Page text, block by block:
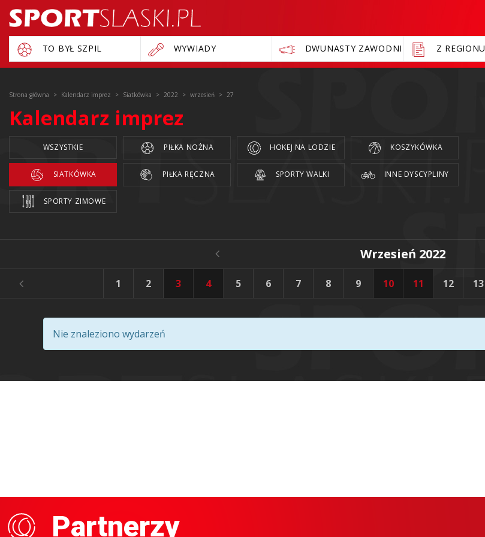
TO BYŁ SZPIL WYWIADY DWUNASTY ZAWODNIK Z REGIONU
Strona główna Kalendarz imprez Siatkówka 2022 wrzesień 27
Kalendarz imprez
WSZYSTKIE PIŁKA NOŻNA HOKEJ NA LODZIE KOSZYKÓWKA
SIATKÓWKA PIŁKA RĘCZNA SPORTY WALKI INNE DYSCYPLINY
SPORTY ZIMOWE
Wrzesień 2022
1 2 3 4 5 6 7 8 9 10 11 12 13
Nie znaleziono wydarzeń
Partnerzy